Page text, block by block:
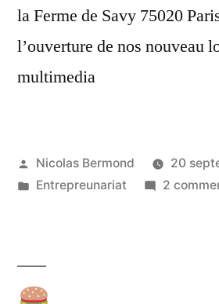
la Ferme de Savy 75020
l’ouverture de nos nouveau
multimedia
Publié
par
Nicolas Bermond
20
Publié
Entrepreunariat 2